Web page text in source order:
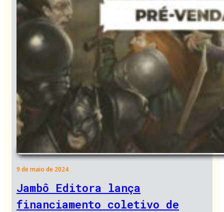
9 de maio de 2024
Jambô Editora lança
financiamento coletivo de